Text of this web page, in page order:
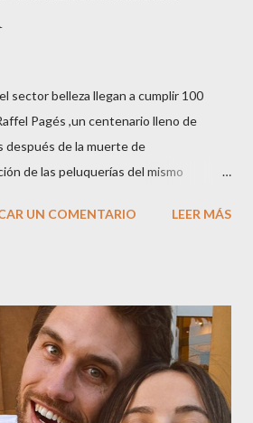
sector belleza llegan a cumplir 100
Pagés ,un centenario lleno de
después de la muerte de
de las peluquerías del mismo
hijas Carolina (CEO
hace unos días Carol Pagés nos
en Actualida Rosa en RCE
presento todos los jueves de 17 a 18
Pagés Carolina Pagés La cita ,en el
UN COMENTARIO LEER MÁS